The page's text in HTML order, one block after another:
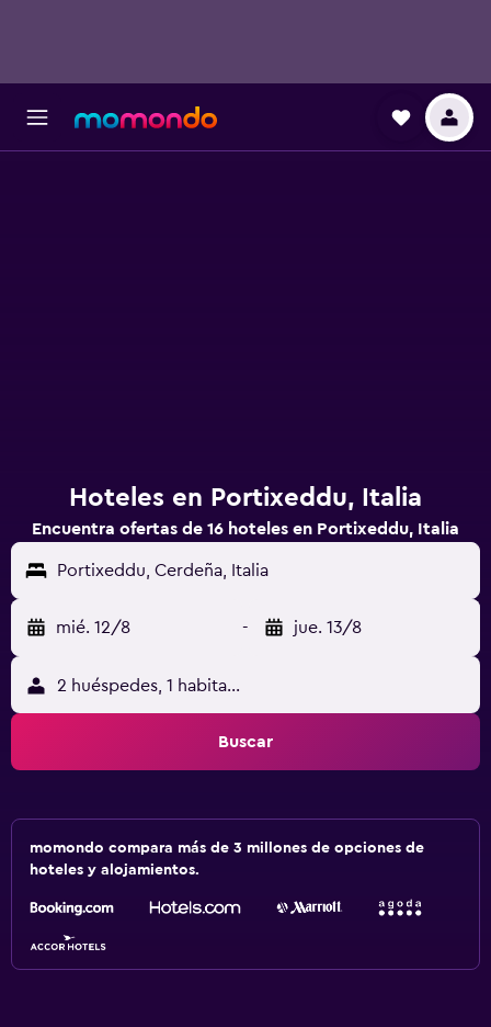
Hoteles en Portixeddu, Italia
Encuentra ofertas de 16 hoteles en Portixeddu, Italia
Portixeddu, Cerdeña, Italia
mié. 12/8 - jue. 13/8
2 huéspedes, 1 habitación
Buscar
momondo compara más de 3 millones de opciones de
hoteles y alojamientos.